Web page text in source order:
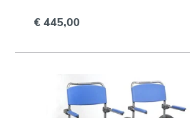
€ 445,00